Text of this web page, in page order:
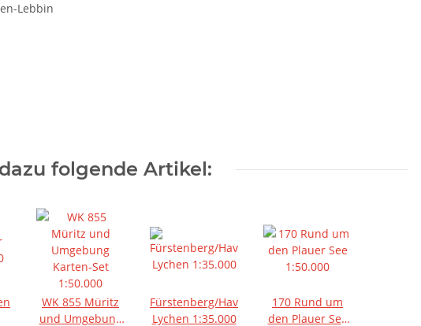
Lebbin
folgende Artikel:
WK 855 Müritz
und Umgebung
Fürstenberg/Havel,
Lychen 1:35.000
170 Rund um
den Plauer See